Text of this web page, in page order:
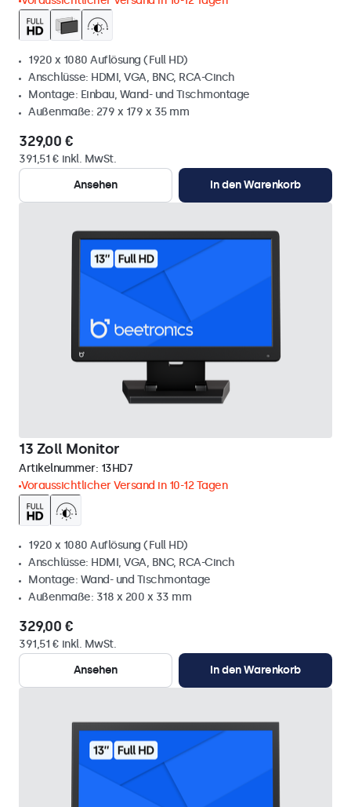
1920 x 1080 Auflösung (Full HD)
Anschlüsse: HDMI, VGA, BNC, RCA-Cinch
Montage: Einbau, Wand- und Tischmontage
Außenmaße: 279 x 179 x 35 mm
329,00 €
391,51 € inkl. MwSt.
Ansehen
In den Warenkorb
13 Zoll Monitor
Artikelnummer: 13HD7
Voraussichtlicher Versand in 10-12 Tagen
1920 x 1080 Auflösung (Full HD)
Anschlüsse: HDMI, VGA, BNC, RCA-Cinch
Montage: Wand- und Tischmontage
Außenmaße: 318 x 200 x 33 mm
329,00 €
391,51 € inkl. MwSt.
Ansehen
In den Warenkorb